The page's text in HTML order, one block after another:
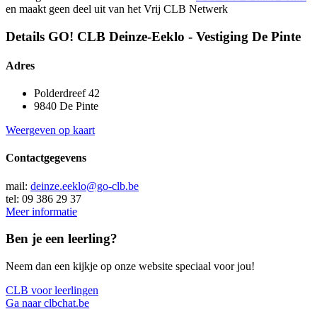
en maakt geen deel uit van het Vrij CLB Netwerk
Details GO! CLB Deinze-Eeklo - Vestiging De Pinte
Adres
Polderdreef 42
9840 De Pinte
Weergeven op kaart
Contactgegevens
mail: deinze.eeklo@go-clb.be
tel: 09 386 29 37
Meer informatie
Ben je een leerling?
Neem dan een kijkje op onze website speciaal voor jou!
CLB voor leerlingen
Ga naar clbchat.be